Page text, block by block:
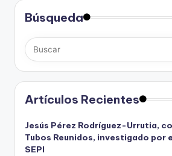
Búsqueda
Artículos Recientes
Jesús Pérez Rodríguez-Urrutia,
Tubos Reunidos, investigado por
SEPI